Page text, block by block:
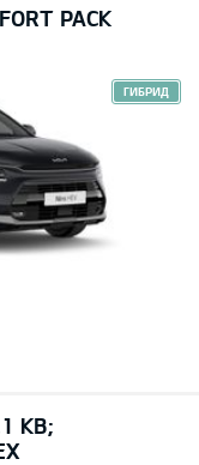
PACK
ГИБРИД
КВ;